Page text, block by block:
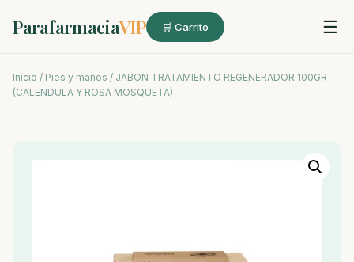
ParafarmaciaVIP 🛒 Carrito ☰
Inicio / Pies y manos / JABON TRATAMIENTO REGENERADOR 100GR
(CALENDULA Y ROSA MOSQUETA)